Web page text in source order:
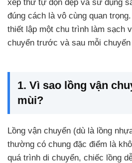
xếp thứ tự dọn dẹp và sử dụng
đúng cách là vô cùng quan
thiết lập một chu trình làm sạch
chuyển trước và sau mỗi chuyến
1. Vì sao lồng vận
mùi?
Lồng vận chuyển (dù là lồng
thường có chung đặc điểm là
quá trình di chuyển, chiếc lồng